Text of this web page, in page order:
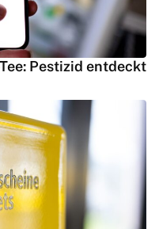
Pestizid entdeckt